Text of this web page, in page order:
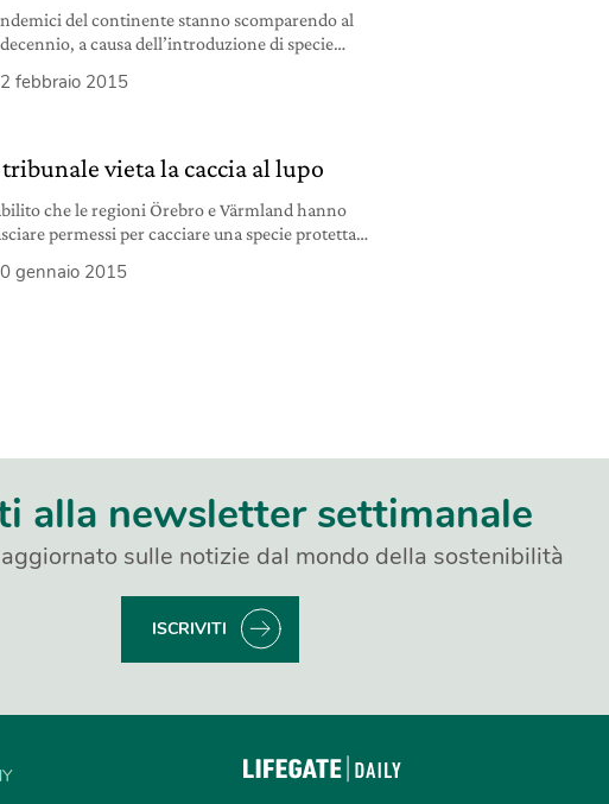
del continente stanno scomparendo al
a causa dell’introduzione di specie
febbraio 2015
tribunale vieta la caccia al lupo
che le regioni Örebro e Värmland hanno
permessi per cacciare una specie protetta
gennaio 2015
alla newsletter settimanale
sulle notizie dal mondo della sostenibilità
ISCRIVITI